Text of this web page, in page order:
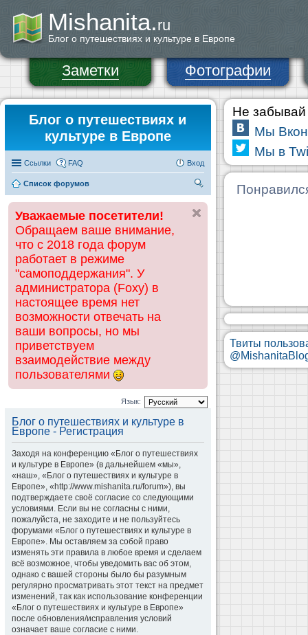
Mishanita.ru
Блог о путешествиях и культуре в Европе
Заметки Фотографии
Блог о путешествиях и
культуре в Европе
Ссылки FAQ Вход
Список форумов
ск
Уважаемые посетители!
Обращаем ваше внимание,
что с 2018 года форум
работает в режиме
"самоподдержания". У
администратора (Foxy) в
настоящее время нет
возможности отвечать на
ваши вопросы, но мы
приветствуем
взаимодействие между
пользователями
Язык:
Блог о путешествиях и культуре в
Европе - Регистрация
Заходя на конференцию «Блог о путешествиях
и культуре в Европе» (в дальнейшем «мы»,
«наш», «Блог о путешествиях и культуре в
Европе», «http://www.mishanita.ru/forum»), вы
подтверждаете своё согласие со следующими
условиями. Если вы не согласны с ними,
пожалуйста, не заходите и не пользуйтесь
форумами «Блог о путешествиях и культуре в
Европе». Мы оставляем за собой право
изменять эти правила в любое время и сделаем
всё возможное, чтобы уведомить вас об этом,
однако с вашей стороны было бы разумным
регулярно просматривать этот текст на предмет
изменений, так как использование конференции
«Блог о путешествиях и культуре в Европе»
после обновления/исправления условий
означает ваше согласие с ними.
Не забывай
Мы
Мы в
Твиты